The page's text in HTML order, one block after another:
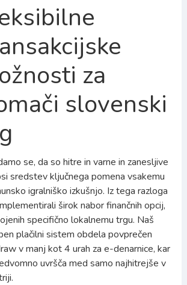
za
slovenski
se, da so hitre in varne in zanesljive
sredstev ključnega pomena vsakemu
igralniško izkušnjo. Iz tega razloga
širok nabor finančnih opcij,
specifično lokalnemu trgu. Naš
plačilni sistem obdela povprečen
v manj kot 4 urah za e-denarnice, kar
uvršča med samo najhitrejše v